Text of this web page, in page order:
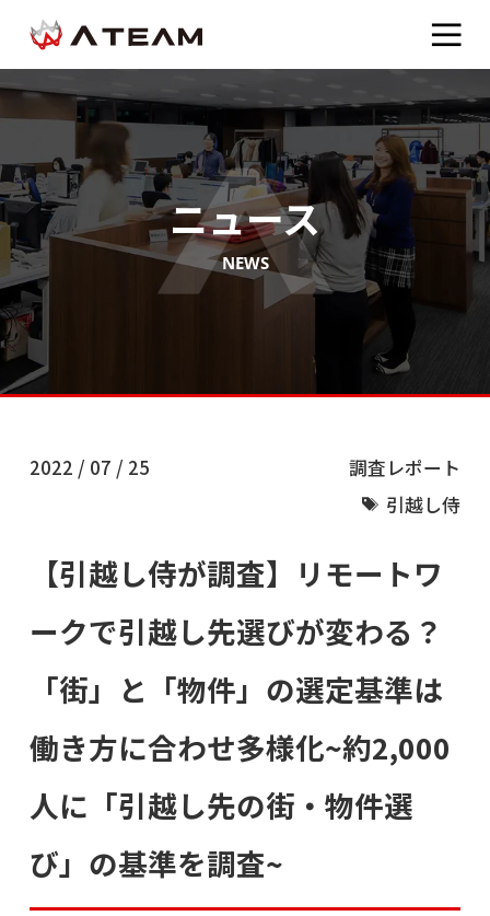
ニュース
NEWS
2022 / 07 / 25
調査レポート
引越し侍
【引越し侍が調査】リモートワ
ークで引越し先選びが変わる？
「街」と「物件」の選定基準は
働き方に合わせ多様化~約2,000
人に「引越し先の街・物件選
び」の基準を調査~